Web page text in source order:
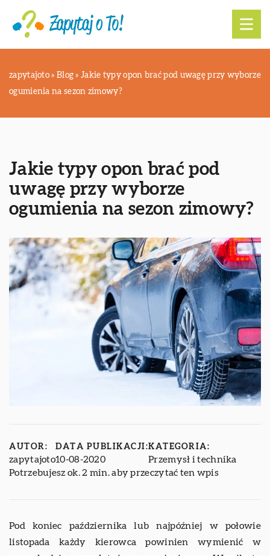
zapytajoto » Blog »Jakie typy opon brać pod uwagę przy wyborze
ogumienia na sezon zimowy?
Jakie typy opon brać pod
uwagę przy wyborze
ogumienia na sezon zimowy?
AUTOR:
zapytajoto
DATA PUBLIKACJI:
10-08-2020
KATEGORIA:
Przemysł i technika
Potrzebujesz ok. 2 min. aby przeczytać ten wpis
Pod koniec października lub najpóźniej w połowie
listopada każdy kierowca powinien wymienić w